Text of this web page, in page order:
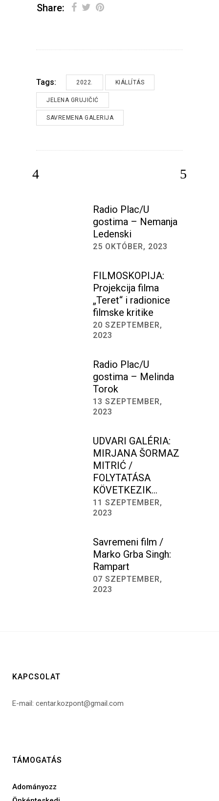
Share:
Tags: 2022. KIÁLLÍTÁS
JELENA GRUJIČIĆ
SAVREMENA GALERIJA
Radio Plac/U
gostima – Nemanja
Ledenski
25 OKTÓBER, 2023
FILMOSKOPIJA:
Projekcija filma
„Teret“ i radionice
filmske kritike
20 SZEPTEMBER,
2023
Radio Plac/U
gostima – Melinda
Torok
13 SZEPTEMBER,
2023
UDVARI GALÉRIA:
MIRJANA ŠORMAZ
MITRIĆ /
FOLYTATÁSA
KÖVETKEZIK…
11 SZEPTEMBER,
2023
Savremeni film /
Marko Grba Singh:
Rampart
07 SZEPTEMBER,
2023
KAPCSOLAT
E-mail: centar.kozpont@gmail.com
TÁMOGATÁS
Adományozz